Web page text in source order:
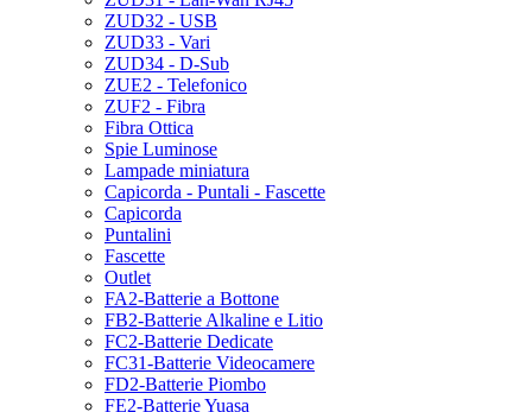
ZUD32 - USB
ZUD33 - Vari
ZUD34 - D-Sub
ZUE2 - Telefonico
ZUF2 - Fibra
Fibra Ottica
Spie Luminose
Lampade miniatura
Capicorda - Puntali - Fascette
Capicorda
Puntalini
Fascette
Outlet
FA2-Batterie a Bottone
FB2-Batterie Alkaline e Litio
FC2-Batterie Dedicate
FC31-Batterie Videocamere
FD2-Batterie Piombo
FE2-Batterie Yuasa